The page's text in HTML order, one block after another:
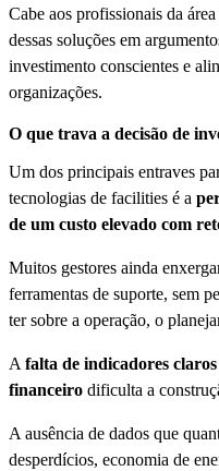
Cabe aos profissionais da
dessas soluções em
investimento conscientes e
organizações.
O que trava a decisão de
Um dos principais entraves
tecnologias de facilities é a
de um custo elevado com
Muitos gestores ainda
ferramentas de suporte, sem
ter sobre a operação, o
A falta de indicadores
financeiro dificulta a
A ausência de dados que
desperdícios, economia de